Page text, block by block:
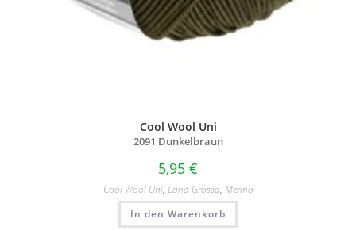
Cool Wool Uni
2091 Dunkelbraun
5,95 €
Cool Wool Uni, Lana Grossa, Merino
In den Warenkorb